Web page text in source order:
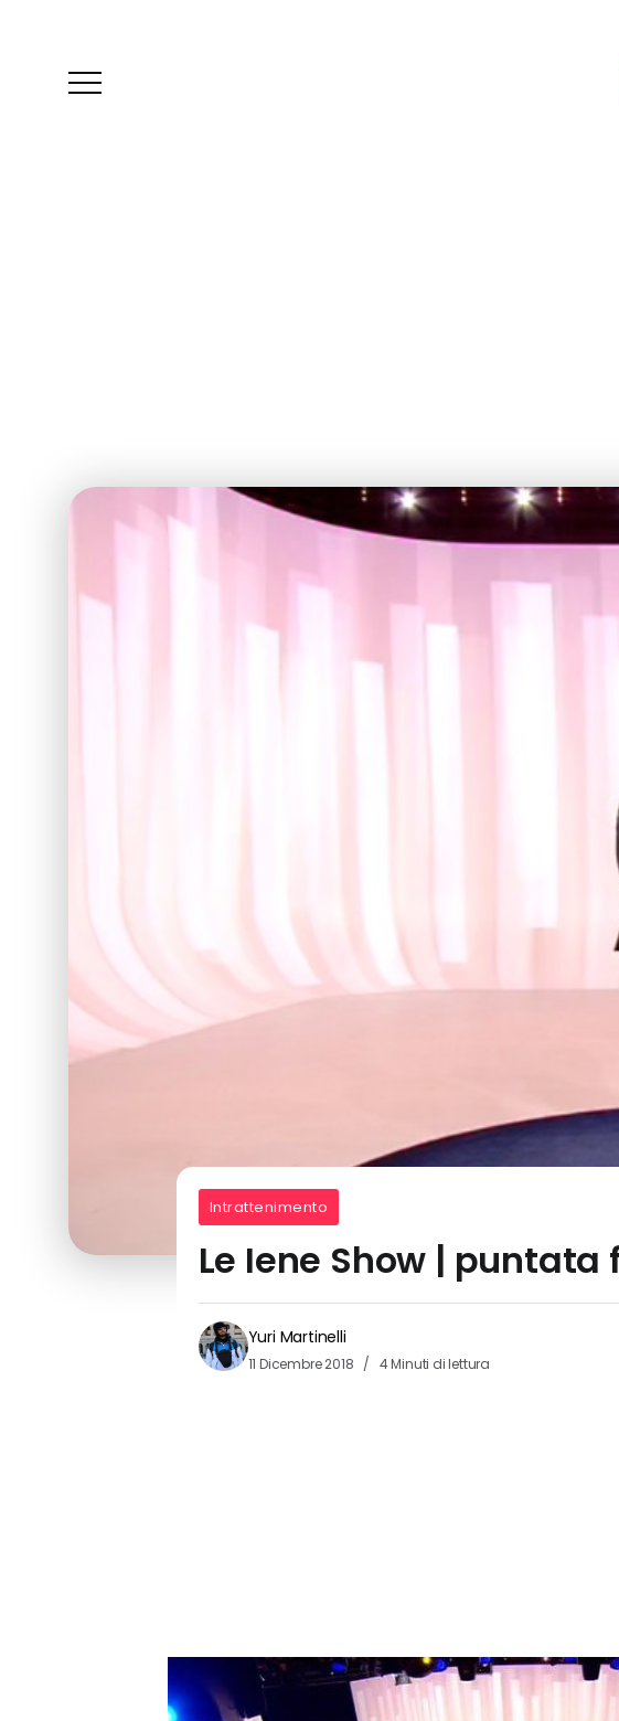
Intrattenimento
Le Iene Show |
Yuri Martinelli
11 Dicembre 2018 4 Minuti di lettura